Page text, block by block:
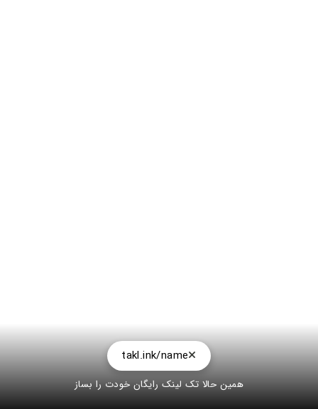
takl.ink/name
همین حالا تک لینک رایگان خودت را بساز